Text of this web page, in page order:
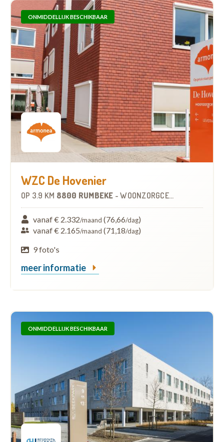
ONMIDDELLIJK BESCHIKBAAR
WZC De Hovenier
OP 3.9 KM 8800 RUMBEKE -WOONZORGCENTRUM (WZC)
vanaf € 2.332/maand (76,66/dag)
vanaf € 2.165/maand (71,18/dag)
9 foto's
meer informatie
ONMIDDELLIJK BESCHIKBAAR